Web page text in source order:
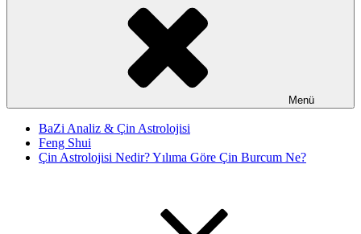
Menü
BaZi Analiz & Çin Astrolojisi
Feng Shui
Çin Astrolojisi Nedir? Yılıma Göre Çin Burcum Ne?